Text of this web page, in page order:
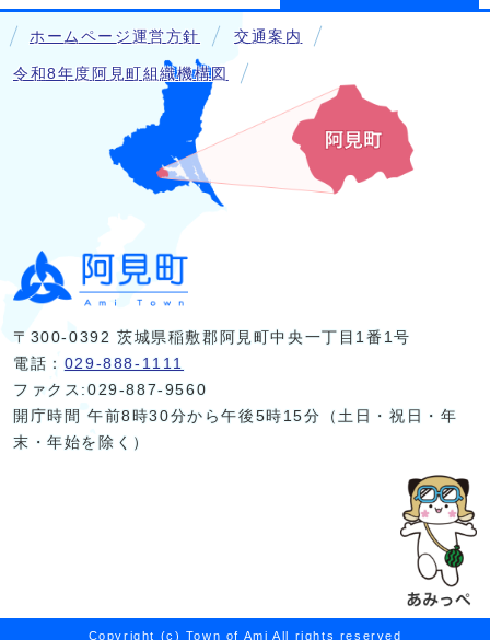
ホームページ運営方針 交通案内
令和8年度阿見町組織機構図
〒300-0392 茨城県稲敷郡阿見町中央一丁目1番1号
電話： 029-888-1111
ファクス:029-887-9560
開庁時間 午前8時30分から午後5時15分（土日・祝日・年
末・年始を除く）
Copyright (c) Town of Ami All rights reserved